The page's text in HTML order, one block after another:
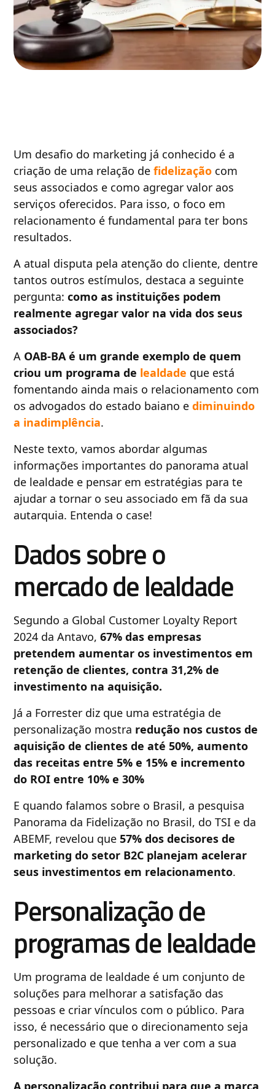
Um desafio do marketing já conhecido é a
criação de uma relação defidelização com
seus associados e como agregar valor aos
serviços oferecidos. Para isso, o foco em
relacionamento é fundamental para ter bons
resultados.
A atual disputa pela atenção do cliente, dentre
tantos outros estímulos, destaca a seguinte
pergunta:como as instituições podem
realmente agregar valor na vida dos seus
associados?
A OAB-BA é um grande exemplo de quem
criou um programa de lealdade que está
fomentando ainda mais o relacionamento com
os advogados do estado baiano ediminuindo
a inadimplência.
Neste texto, vamos abordar algumas
informações importantes do panorama atual
de lealdade e pensar em estratégias para te
ajudar a tornar o seu associado em fã da sua
autarquia. Entenda o case!
Dados sobre o
mercado de lealdade
Segundo a Global Customer Loyalty Report
2024 da Antavo,67% das empresas
pretendem aumentar os investimentos em
retenção de clientes, contra 31,2% de
investimento na aquisição.
Já a Forrester diz que uma estratégia de
personalização mostra redução nos custos de
aquisição de clientes de até 50%, aumento
das receitas entre 5% e 15% e incremento
do ROI entre 10% e 30%
E quando falamos sobre o Brasil, a pesquisa
Panorama da Fidelização no Brasil, do TSI e da
ABEMF, revelou que57% dos decisores de
marketing do setor B2C planejam acelerar
seus investimentos em relacionamento.
Personalização de
programas de lealdade
Um programa de lealdade é um conjunto de
soluções para melhorar a satisfação das
pessoas e criar vínculos com o público. Para
isso, é necessário que o direcionamento seja
personalizado e que tenha a ver com a sua
solução.
A personalização contribui para que a marca